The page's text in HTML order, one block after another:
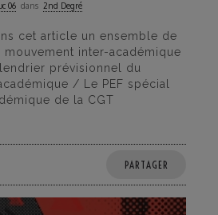
06 dans 2nd Degré
cet article un ensemble de
inter-académique
prévisionnel du
/ Le PEF spécial
de la CGT
PARTAGER